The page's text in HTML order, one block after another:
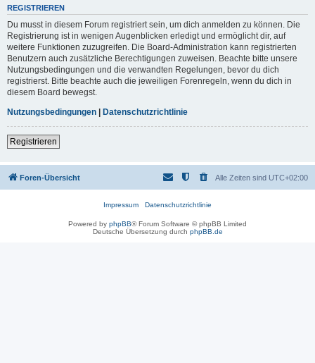
REGISTRIEREN
Du musst in diesem Forum registriert sein, um dich anmelden zu können. Die
Registrierung ist in wenigen Augenblicken erledigt und ermöglicht dir, auf
weitere Funktionen zuzugreifen. Die Board-Administration kann registrierten
Benutzern auch zusätzliche Berechtigungen zuweisen. Beachte bitte unsere
Nutzungsbedingungen und die verwandten Regelungen, bevor du dich
registrierst. Bitte beachte auch die jeweiligen Forenregeln, wenn du dich in
diesem Board bewegst.
Nutzungsbedingungen | Datenschutzrichtlinie
Registrieren
Foren-Übersicht Alle Zeiten sind UTC+02:00
Impressum Datenschutzrichtlinie
Powered by phpBB® Forum Software © phpBB Limited
Deutsche Übersetzung durch phpBB.de